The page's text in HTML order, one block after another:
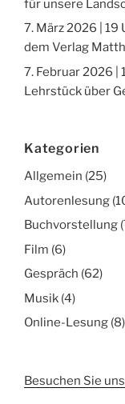
für unsere
7. März 2026 | 19
dem Verlag
7. Februar 2026 |
Lehrstück über
Kategorien
Allgemein (25)
Autorenlesung
Buchvorstellung
Film (6)
Gespräch (62)
Musik (4)
Online-Lesung (8)
Besuchen Sie